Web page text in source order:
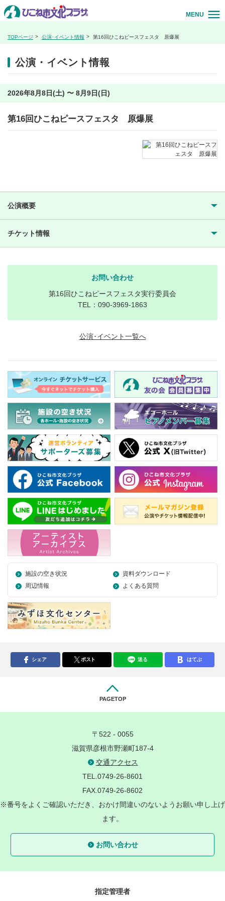
MENU
TOPページ 公演･イベント情報 第16回ひこねピースフェスタ 原爆展
公演・イベント情報
2026年8月8日(土) 〜 8月9日(日)
第16回ひこねピースフェスタ 原爆展
公演概要
チケット情報
お問い合わせ
第16回ひこねピースフェスタ実行委員会
TEL：090-3969-1863
公演･イベント一覧へ
施設の空き状況
資料ダウンロード
周辺情報
よくある質問
シェア ポスト 送る はてぶ
PAGETOP
〒522 - 0055
滋賀県彦根市野瀬町187-4
交通アクセス
TEL.0749-26-8601
FAX.0749-26-8602
※番号をよくご確認いただき、おかけ間違いのないようお願い申し上げ
ます。
お問い合わせ
指定管理者